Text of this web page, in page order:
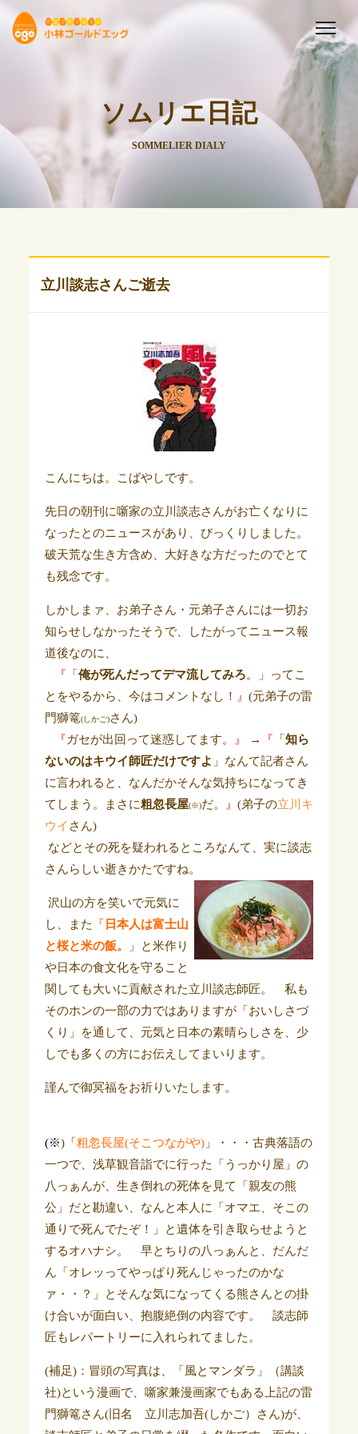
ソムリエ日記
SOMMELIER DIALY
立川談志さんご逝去
こんにちは。こばやしです。
先日の朝刊に噺家の立川談志さんがお亡くなりに
なったとのニュースがあり、びっくりしました。
破天荒な生き方含め、大好きな方だったのでとて
も残念です。
しかしまァ、お弟子さん・元弟子さんには一切お
知らせしなかったそうで、したがってニュース報
道後なのに、
『 「 俺が死んだってデマ流してみろ。」ってこ
とをやるから、今はコメントなし！
』 (元弟子の雷
門獅篭(しかご)さん)
『ガセが出回って迷惑してます。 』 → 『 「 知ら
ないのはキウイ師匠だけですよ 」なんて記者さん
に言われると、なんだかそんな気持ちになってき
てしまう。まさに粗忽長屋(※)だ。 』 (弟子の立川キ
ウイ さん)
などとその死を疑われるところなんて、実に談志
さんらしい逝きかたですね。
沢山の方を笑いで元気に
し、また「 日本人は富士山
と桜と米の飯。
」と米作り
や日本の食文化を守ること
関しても大いに貢献された立川談志師匠。 私も
そのホンの一部の力ではありますが「おいしさづ
くり」を通して、元気と日本の素晴らしさを、少
しでも多くの方にお伝えしてまいります。
謹んで御冥福をお祈りいたします。
(※)「 粗忽長屋(そこつながや)」・・・古典落語の
一つで、浅草観音詣でに行った「うっかり屋」の
八っぁんが、生き倒れの死体を見て「親友の熊
公」だと勘違い、なんと本人に「オマエ、そこの
通りで死んでたぞ！」と遺体を引き取らせようと
するオハナシ。 早とちりの八っぁんと、だんだ
ん「オレッってやっぱり死んじゃったのかな
ァ・・？」とそんな気になってくる熊さんとの掛
け合いが面白い、抱腹絶倒の内容です。 談志師
匠もレパートリーに入れられてました。
(補足)：冒頭の写真は、「風とマンダラ」（講談
社)という漫画で、噺家兼漫画家でもある上記の雷
門獅篭さん(旧名 立川志加吾(しかご）さん)が、